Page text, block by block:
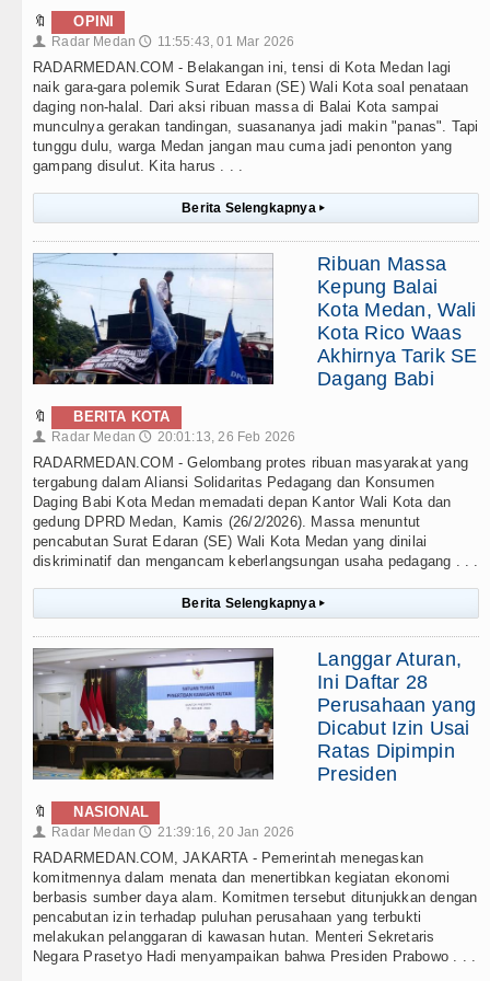
🔖 OPINI
👤 Radar Medan 🕔 11:55:43, 01 Mar 2026
RADARMEDAN.COM - Belakangan ini, tensi di Kota Medan lagi
naik gara-gara polemik Surat Edaran (SE) Wali Kota soal penataan
daging non-halal. Dari aksi ribuan massa di Balai Kota sampai
munculnya gerakan tandingan, suasananya jadi makin "panas". Tapi
tunggu dulu, warga Medan jangan mau cuma jadi penonton yang
gampang disulut. Kita harus . . .
Berita Selengkapnya ▸
Ribuan Massa
Kepung Balai
Kota Medan, Wali
Kota Rico Waas
Akhirnya Tarik SE
Dagang Babi
🔖 BERITA KOTA
👤 Radar Medan 🕔 20:01:13, 26 Feb 2026
RADARMEDAN.COM - Gelombang protes ribuan masyarakat yang
tergabung dalam Aliansi Solidaritas Pedagang dan Konsumen
Daging Babi Kota Medan memadati depan Kantor Wali Kota dan
gedung DPRD Medan, Kamis (26/2/2026). Massa menuntut
pencabutan Surat Edaran (SE) Wali Kota Medan yang dinilai
diskriminatif dan mengancam keberlangsungan usaha pedagang . . .
Berita Selengkapnya ▸
Langgar Aturan,
Ini Daftar 28
Perusahaan yang
Dicabut Izin Usai
Ratas Dipimpin
Presiden
🔖 NASIONAL
👤 Radar Medan 🕔 21:39:16, 20 Jan 2026
RADARMEDAN.COM, JAKARTA - Pemerintah menegaskan
komitmennya dalam menata dan menertibkan kegiatan ekonomi
berbasis sumber daya alam. Komitmen tersebut ditunjukkan dengan
pencabutan izin terhadap puluhan perusahaan yang terbukti
melakukan pelanggaran di kawasan hutan. Menteri Sekretaris
Negara Prasetyo Hadi menyampaikan bahwa Presiden Prabowo . . .